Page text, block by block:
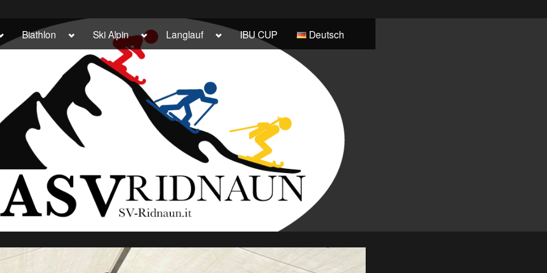
Biathlon Toggle
menu
Ski Alpin Toggle
sub-
menu
Langlauf Toggle
menu
IBU CUP Deutsch